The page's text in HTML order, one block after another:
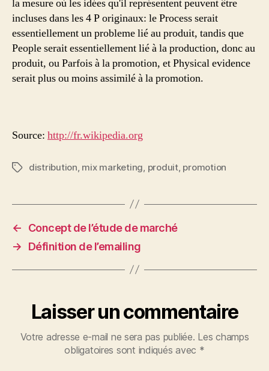
la mesure où les idées qu'il représentent peuvent être
incluses dans les 4 P originaux: le Process serait
essentiellement un probleme lié au produit, tandis que
People serait essentiellement lié à la production, donc au
produit, ou Parfois à la promotion, et Physical evidence
serait plus ou moins assimilé à la promotion.
Source: http://fr.wikipedia.org
Étiquettes
distribution mix marketing produit, promotion
←
Concept de l’étude de marché
→
Définition de l’emailing
Laisser un commentaire
Votre adresse e-mail ne sera pas publiée. Les champs
obligatoires sont indiqués avec *